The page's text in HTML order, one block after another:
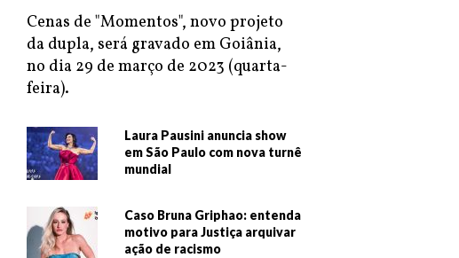
Cenas de "Momentos", novo projeto
da dupla, será gravado em Goiânia,
no dia 29 de março de 2023 (quarta-
feira).
Laura Pausini anuncia show
em São Paulo com nova turnê
mundial
Caso Bruna Griphao: entenda
motivo para Justiça arquivar
ação de racismo